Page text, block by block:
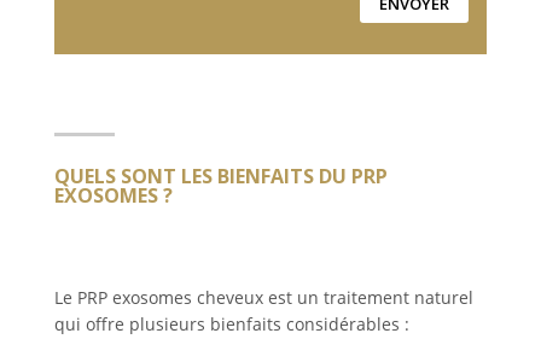
QUELS SONT LES BIENFAITS DU PRP
EXOSOMES ?
Le PRP exosomes cheveux est un traitement naturel
qui offre plusieurs bienfaits considérables :